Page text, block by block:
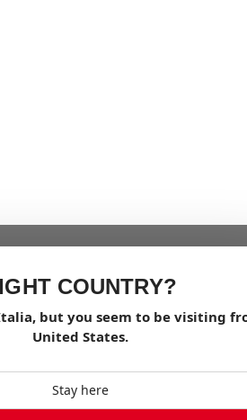
COUNTRY?
, but you seem to be visiting
United States.
Stay here